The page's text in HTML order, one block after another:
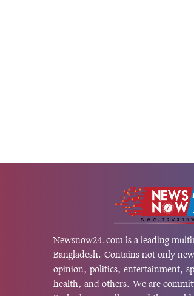
Newsnow24.com is a leading
Bangladesh. Contains not only
opinion, politics, entertainment,
health, and others. We are